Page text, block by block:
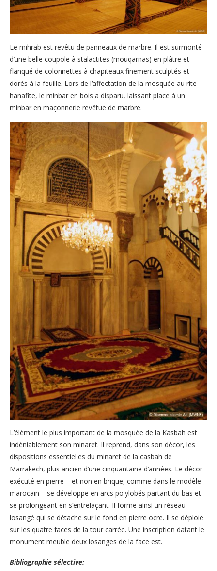
Le mihrab est revêtu de panneaux de marbre. Il est surmonté
d’une belle coupole à stalactites (mouqarnas) en plâtre et
flanqué de colonnettes à chapiteaux finement sculptés et
dorés à la feuille. Lors de l’affectation de la mosquée au rite
hanafite, le minbar en bois a disparu, laissant place à un
minbar en maçonnerie revêtue de marbre.
L’élément le plus important de la mosquée de la Kasbah est
indéniablement son minaret. Il reprend, dans son décor, les
dispositions essentielles du minaret de la casbah de
Marrakech, plus ancien d’une cinquantaine d’années. Le décor
exécuté en pierre – et non en brique, comme dans le modèle
marocain – se développe en arcs polylobés partant du bas et
se prolongeant en s’entrelaçant. Il forme ainsi un réseau
losangé qui se détache sur le fond en pierre ocre. Il se déploie
sur les quatre faces de la tour carrée. Une inscription datant le
monument meuble deux losanges de la face est.
Bibliographie sélective: